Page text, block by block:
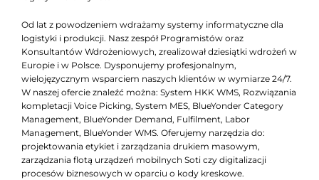
Od lat z powodzeniem wdrażamy systemy informatyczne dla
logistyki i produkcji. Nasz zespół Programistów oraz
Konsultantów Wdrożeniowych, zrealizował dziesiątki wdrożeń w
Europie i w Polsce. Dysponujemy profesjonalnym,
wielojęzycznym wsparciem naszych klientów w wymiarze 24/7.
W naszej ofercie znaleźć można: System HKK WMS, Rozwiązania
kompletacji Voice Picking, System MES, BlueYonder Category
Management, BlueYonder Demand, Fulfilment, Labor
Management, BlueYonder WMS. Oferujemy narzędzia do:
projektowania etykiet i zarządzania drukiem masowym,
zarządzania flotą urządzeń mobilnych Soti czy digitalizacji
procesów biznesowych w oparciu o kody kreskowe.